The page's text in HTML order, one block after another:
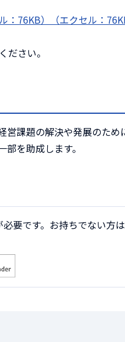
76KB）（エクセル：
さい。
営課題の解決や発展のため
を助成します。
要です。お持ちでない方